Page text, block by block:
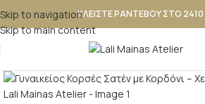
Skip to navigation
Skip to main content
ΚΛΕΙΣΤΕ ΡΑΝΤΕΒΟΥ ΣΤΟ 2410